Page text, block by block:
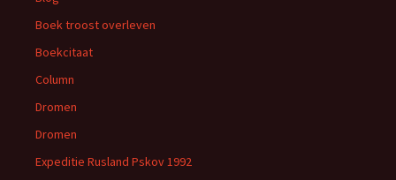
Boek troost overleven
Boekcitaat
Column
Dromen
Dromen
Expeditie Rusland Pskov 1992